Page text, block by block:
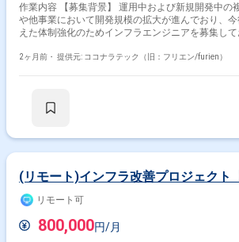
作業内容 【募集背景】 運用中および新規開発中の
や他事業において開発規模の拡大が進んでおり、
えた体制強化のためインフラエンジニアを募集し
クトとの協業を通じて組織とともに成長していただ
ただきます。 ・新しい技術の検証や導入展開を行
ロジェクトを横断してコミュニケーションを取りな
出を行える方を歓迎いたします。 ・事業やサービ
身のスキルや役割の拡張にも前向きに取り組める方
トルに横断的に関わることができ、多様な開発フェ
クトで経験を積むことができます。 ・SREチーム
2ヶ月前・ 提供元: ココナラテック（旧：フリエン/furien）
(リモート)インフラ改善プロジェクト
リモート可
800,000円/月